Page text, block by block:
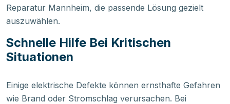
Reparatur Mannheim, die passende Lösung gezielt
auszuwählen.
Schnelle Hilfe Bei Kritischen
Situationen
Einige elektrische Defekte können ernsthafte Gefahren
wie Brand oder Stromschlag verursachen. Bei